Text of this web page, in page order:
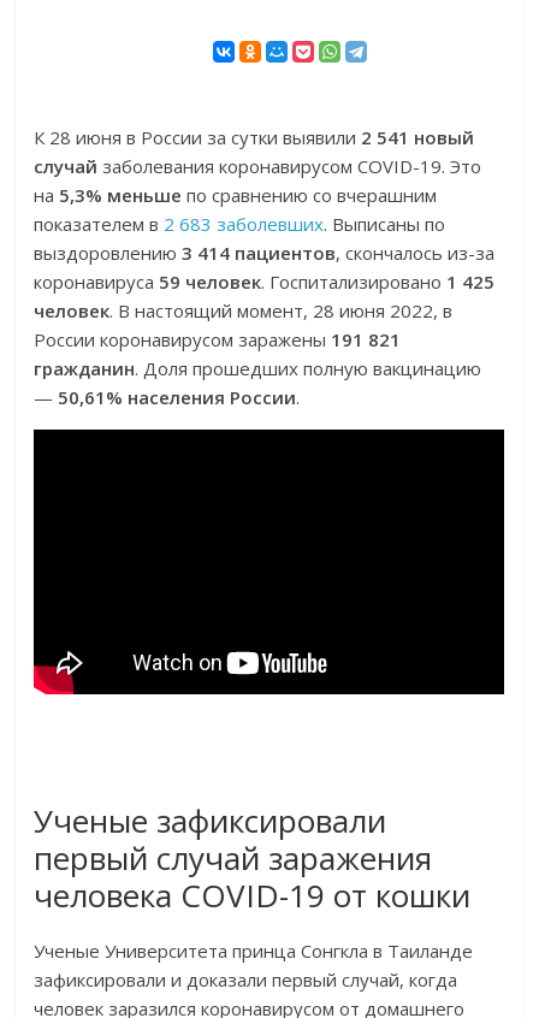
К 28 июня в России за сутки выявили 2 541 новый
случай заболевания коронавирусом COVID-19. Это
на 5,3% меньше по сравнению со вчерашним
показателем в 2 683 заболевших. Выписаны по
выздоровлению3 414 пациентов, скончалось из-за
коронавируса 59 человек. Госпитализировано 1 425
человек. В настоящий момент, 28 июня 2022, в
России коронавирусом заражены 191 821
гражданин. Доля прошедших полную вакцинацию
— 50,61% населения России.
Ученые зафиксировали
первый случай заражения
человека COVID-19 от кошки
Ученые Университета принца Сонгкла в Таиланде
зафиксировали и доказали первый случай, когда
человек заразился коронавирусом от домашнего